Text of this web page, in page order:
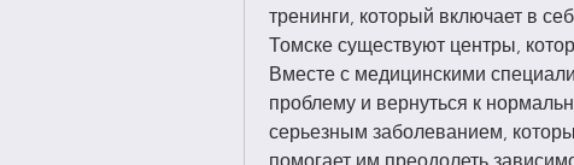
тренинги, который включает в
Томске существуют центры,
Вместе с медицинскими
проблему и вернуться к
серьезным заболеванием,
помогает им преодолеть